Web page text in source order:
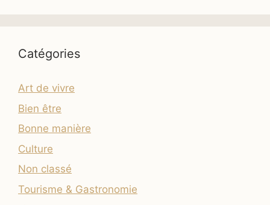
Catégories
Art de vivre
Bien être
Bonne manière
Culture
Non classé
Tourisme & Gastronomie